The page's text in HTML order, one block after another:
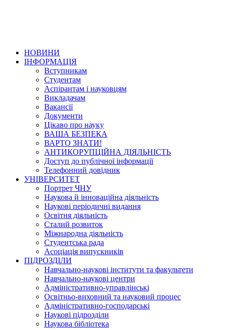
НОВИНИ
ІНФОРМАЦІЯ
Вступникам
Студентам
Аспірантам і науковцям
Викладачам
Вакансії
Документи
Цікаво про науку
ВАША БЕЗПЕКА
ВАРТО ЗНАТИ!
АНТИКОРУПЦІЙНА ДІЯЛЬНІСТЬ
Доступ до публічної інформації
Телефонний довідник
УНІВЕРСИТЕТ
Портрет ЧНУ
Наукова й інноваційна діяльність
Наукові періодичні видання
Освітня діяльність
Сталий розвиток
Міжнародна діяльність
Студентська рада
Асоціація випускників
ПІДРОЗДІЛИ
Навчально-наукові інститути та факультети
Навчально-наукові центри
Адміністративно-управлінські
Освітньо-виховний та науковий процес
Адміністративно-господарські
Наукові підрозділи
Наукова бібліотека